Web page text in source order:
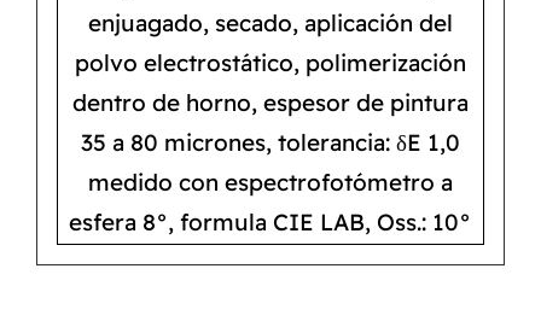
enjuagado, secado, aplicación del
polvo electrostático, polimerización
dentro de horno, espesor de pintura
35 a 80 micrones, tolerancia: δE 1,0
medido con espectrofotómetro a
esfera 8°, formula CIE LAB, Oss.: 10°